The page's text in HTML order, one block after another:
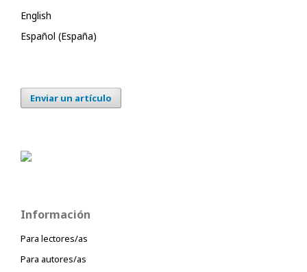
English
Español (España)
Enviar un artículo
Información
Para lectores/as
Para autores/as